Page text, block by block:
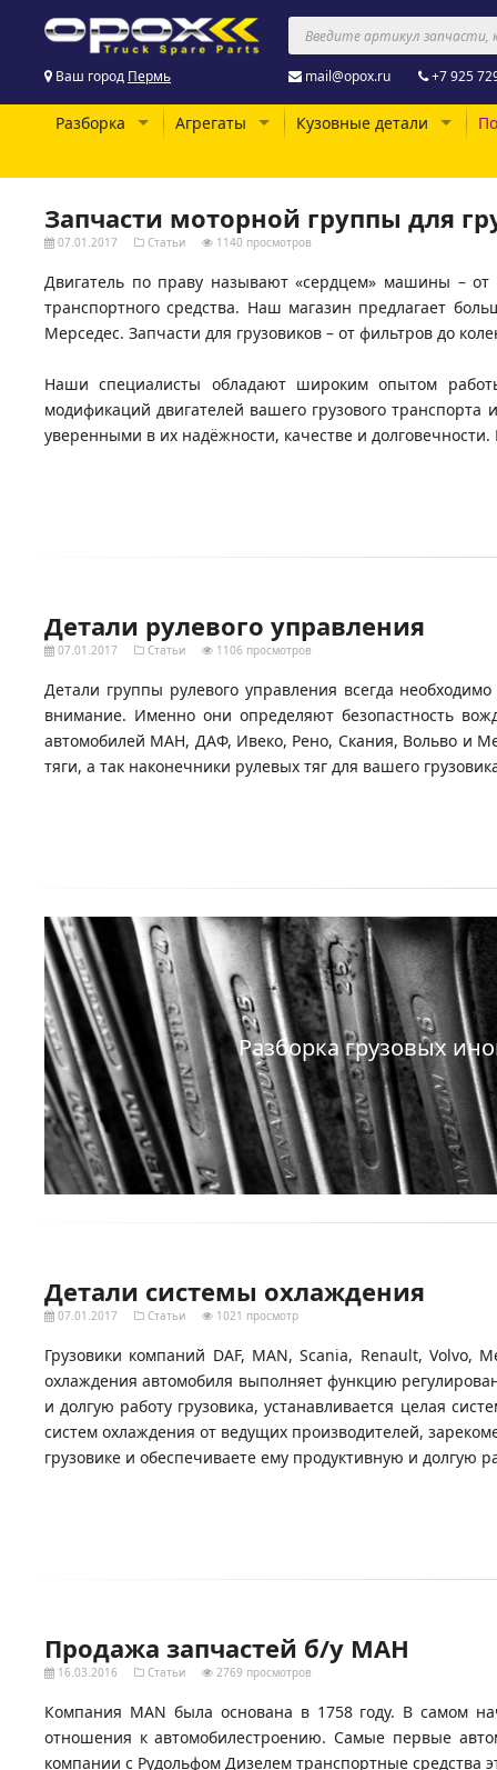
Ваш город Пермь mail@opox.ru +7 925
Разборка Агрегаты Кузовные детали
Запчасти моторной группы для
07.01.2017 Статьи 1140 просмотров
Двигатель по праву называют «сердцем» машины – от
транспортного средства. Наш магазин предлагает
Мерседес. Запчасти для грузовиков – от фильтров до
Наши специалисты обладают широким опытом
модификаций двигателей вашего грузового
уверенными в их надёжности, качестве и долговечности.
Детали рулевого управления
07.01.2017 Статьи 1106 просмотров
Детали группы рулевого управления всегда
внимание. Именно они определяют безопастность
автомобилей МАН, ДАФ, Ивеко, Рено, Скания, Вольво и
тяги, а так наконечники рулевых тяг для вашего
Разборка грузовых
Детали системы охлаждения
07.01.2017 Статьи 1021 просмотр
Грузовики компаний DAF, MAN, Scania, Renault,
охлаждения автомобиля выполняет функцию
и долгую работу грузовика, устанавливается целая
систем охлаждения от ведущих производителей,
грузовике и обеспечиваете ему продуктивную и долгую
Продажа запчастей б/у МАН
16.03.2016 Статьи 2769 просмотров
Компания MAN была основана в 1758 году. В самом
отношения к автомобилестроению. Самые первые
компании с Рудольфом Дизелем транспортные средства